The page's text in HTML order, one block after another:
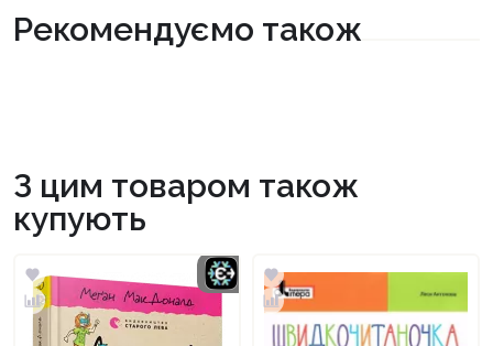
Рекомендуємо також
З цим товаром також
купують